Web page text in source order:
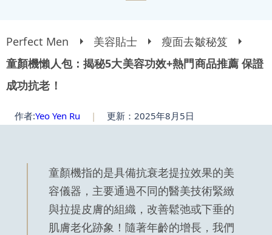
Perfect Men 美容貼士
瘦面去皺秘笈
童顏機懶人包：揭秘5大美容功效+熱門商品推薦 保證
成功抗老！
作者:Yeo Yen Ru | 更新：2025年8月5日
童顏機指的是具備抗衰老提拉效果的美
容儀器，主要通過不同的醫美技術緊緻
與拉提皮膚的組織，改善鬆弛或下垂的
肌膚老化跡象！隨著年齡的增長，我們